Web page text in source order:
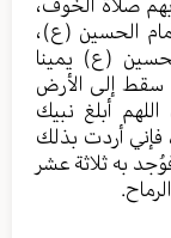
الحسين (ع)،
(ع) يمينا
سقط إلى الأرض
أبلغ نبيك
فإني أردت بذلك
به ثلاثة عشر